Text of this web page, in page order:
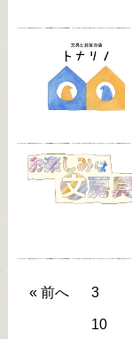
« 前へ 3
10